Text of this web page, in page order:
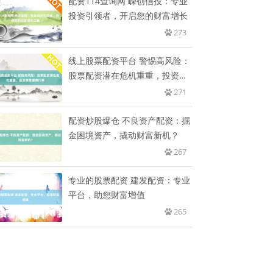
投资引领者，开启您的财富增长
273
线上股票配资平台 警惕高风险：
股票配资潜在危机重重，投资者
271
配资炒股爆仓 不良资产配资：掘
金困境资产，撬动财富新机？
267
专业的股票配资 建发配资：专业
平台，助您财富增值
265